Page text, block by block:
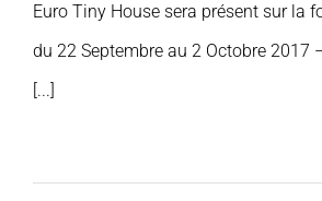
Euro Tiny House sera présent sur la
du 22 Septembre au 2 Octobre 2017
[...]